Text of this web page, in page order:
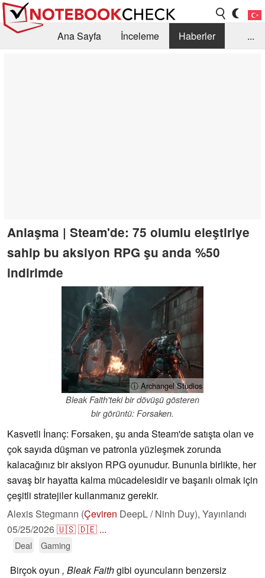
Ana Sayfa İnceleme
Haberler
...
Anlaşma | Steam'de: 75 olumlu eleştiriye
sahip bu aksiyon RPG şu anda %50
indirimde
ⓘ Archangel Studios
Bleak Faith'teki bir dövüşü gösteren
bir görüntü: Forsaken.
Kasvetli İnanç: Forsaken, şu anda Steam'de satışta olan ve
çok sayıda düşman ve patronla yüzleşmek zorunda
kalacağınız bir aksiyon RPG oyunudur. Bununla birlikte, her
savaş bir hayatta kalma mücadelesidir ve başarılı olmak için
çeşitli stratejiler kullanmanız gerekir.
Alexis Stegmann (Çeviren DeepL / Ninh Duy), Yayınlandı
05/25/2026🇺🇸🇩🇪 ...
Deal Gaming
Birçok oyun , Bleak Faithgibi oyuncuların benzersiz